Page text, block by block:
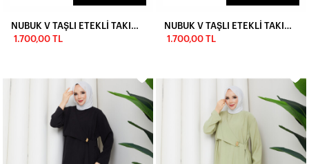
1.700,00 TL
1.700,00 TL